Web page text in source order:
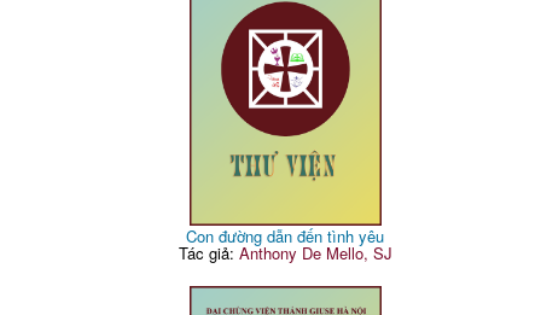
Con đường dẫn đến tình yêu
Tác giả: Anthony De Mello, SJ